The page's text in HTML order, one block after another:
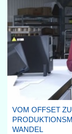
VOM OFFSET
WANDEL